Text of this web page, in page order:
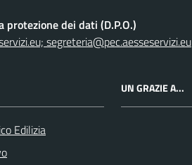
protezione dei dati (D.P.O.)
segreteria@pec.aesseservizi.eu
Edilizia
UN GRAZIE A...